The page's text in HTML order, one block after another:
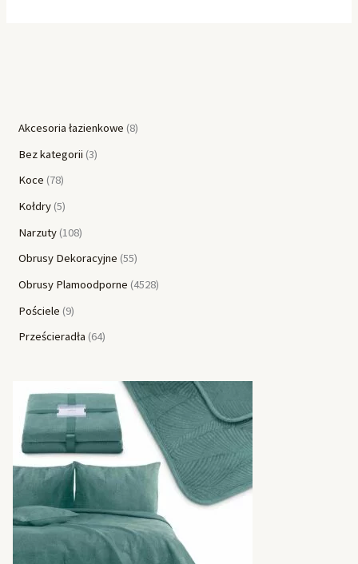
Akcesoria łazienkowe 8
Bez kategorii 3
Koce 78
Kołdry 5
Narzuty 108
Obrusy Dekoracyjne 55
Obrusy Plamoodporne 4528
Pościele 9
Prześcieradła 64